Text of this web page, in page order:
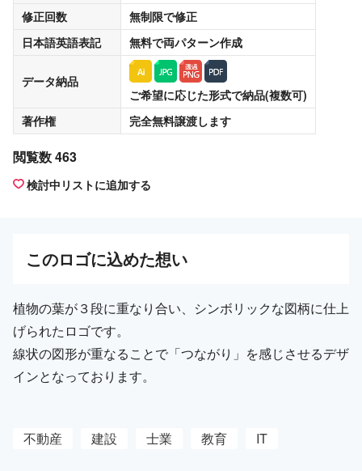
修正回数
無制限で修正
日本語英語表記
無料で両パターン作成
データ納品
ご希望に応じた形式で納品(複数可)
著作権
完全無料譲渡します
閲覧数 463
検討中リストに追加する
このロゴに込めた想い
植物の葉が３段に重なり合い、シンボリックな図柄に仕上
げられたロゴです。
線状の図形が重なることで「つながり」を感じさせるデザ
インとなっております。
不動産 建設 士業 教育 IT